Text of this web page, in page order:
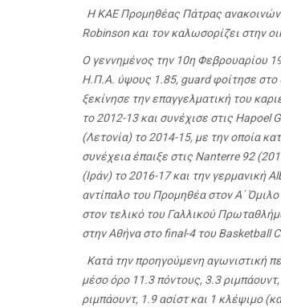
H KAE Προμηθέας Πάτρας
Robinson και τον καλωσορίζει στην
Ο γεννημένος την 10η Φεβρουαρίου
Η.Π.Α. ύψους 1.85, guard φοίτησε στο
ξεκίνησε την επαγγελματική του
το 2012-13 και συνέχισε στις Hapoel
(Λετονία) το 2014-15, με την οποία
συνέχεια έπαιξε στις Nanterre 92
(Ιράν) το 2016-17 και την γερμανική
αντίπαλο του Προμηθέα στον Α΄
στον τελικό του Γαλλικού
στην Αθήνα στο final-4 του Basketball
Κατά την προηγούμενη αγωνιστική
μέσο όρο 11.3 πόντους, 3.3
ριμπάουντ, 1.9 ασίστ και 1 κλέψιμο